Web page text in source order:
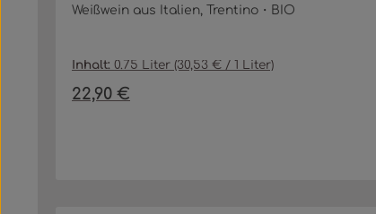
Weißwein aus Italien, Trentino・BIO
Inhalt:0.75 Liter (30,53 € / 1 Liter)
Regulärer Preis:
22,90 €